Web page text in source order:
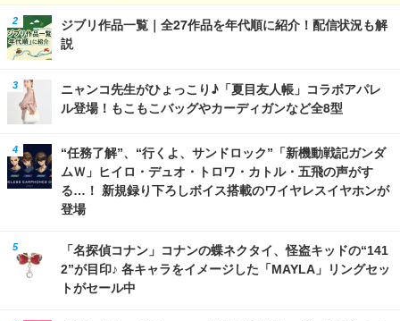
ジブリ作品一覧｜全27作品を年代順に紹介！配信状況も解
説
ニャンコ先生がひょっこり♪「夏目友人帳」コラボアパレ
ル登場！もこもこバッグやカーディガンなど全8型
“任務了解”、“行くよ、サンドロック”「新機動戦記ガンダ
ムＷ」ヒイロ・デュオ・トロワ・カトル・五飛の声がす
る…！ 新規録り下ろしボイス搭載のワイヤレスイヤホンが
登場
「名探偵コナン」コナンの蝶ネクタイ、怪盗キッドの“141
2”が目印♪ 各キャラをイメージした「MAYLA」リングセッ
トがセール中